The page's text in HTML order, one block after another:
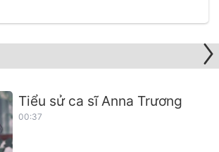
Tiểu sử ca sĩ Anna Trương
00:37